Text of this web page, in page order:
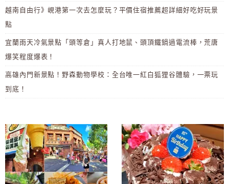
越南自由行》峴港第一次去怎麼玩？平價住宿推薦超詳細好吃好玩景
點
宜蘭雨天冷氣景點「頭等倉」真人打地鼠、頭頂鐵鍋過電流棒，荒唐
爆笑程度爆表！
高雄內門新景點！野森動物學校：全台唯一紅白狐狸谷體驗，一票玩
到底！